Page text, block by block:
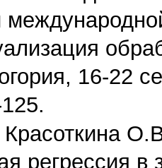
16-22
регрессия